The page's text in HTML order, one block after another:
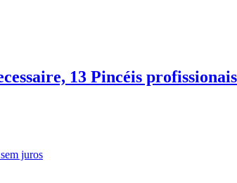
13 Pincéis
sem juros